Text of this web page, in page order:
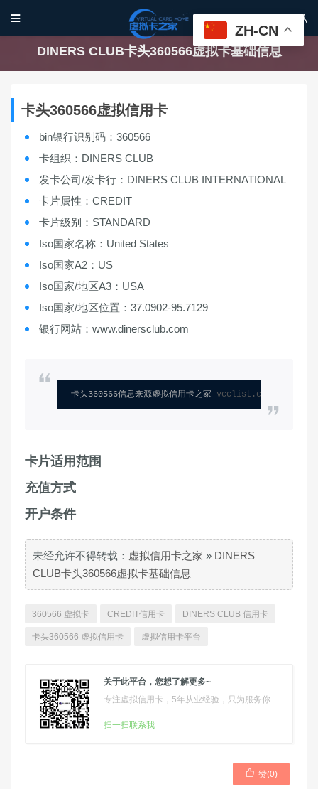
 
DINERS CLUB卡头360566虚拟卡基础信息
卡头360566虚拟信用卡
bin银行识别码：360566
卡组织：DINERS CLUB
发卡公司/发卡行：DINERS CLUB INTERNATIONAL
卡片属性：CREDIT
卡片级别：STANDARD
Iso国家名称：United States
Iso国家A2：US
Iso国家/地区A3：USA
Iso国家/地区位置：37.0902-95.7129
银行网站：www.dinersclub.com
卡头360566信息来源虚拟信用卡之家 vcclist.com
卡片适用范围
充值方式
开户条件
未经允许不得转载： 虚拟信用卡之家 » DINERS
CLUB卡头360566虚拟卡基础信息
360566 虚拟卡 CREDIT信用卡 DINERS CLUB 信用卡
卡头360566 虚拟信用卡 虚拟信用卡平台
关于此平台，您想了解更多~
专注虚拟信用卡，5年从业经验，只为服务你
扫一扫联系我
 赞(0)
ZH-CN